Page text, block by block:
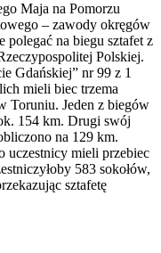
Maja na Pomorzu
– zawody okręgów
na biegu sztafet z
Polskiej.
Gdańskiej” nr 99 z 1
mieli biec trzema
Toruniu. Jeden z biegów
154 km. Drugi swój
na 129 km.
uczestnicy mieli przebiec
583 sokołów,
sztafetę